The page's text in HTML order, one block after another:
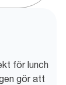
för lunch
gör att